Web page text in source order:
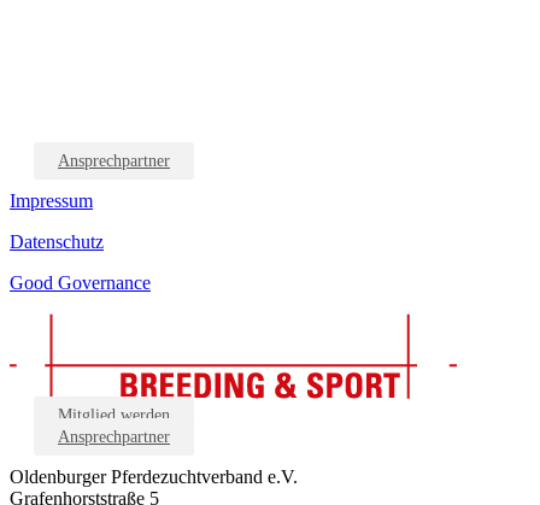
Ansprechpartner
Impressum
Datenschutz
Good Governance
Mitglied werden
Ansprechpartner
Oldenburger Pferdezuchtverband e.V.
Grafenhorststraße 5